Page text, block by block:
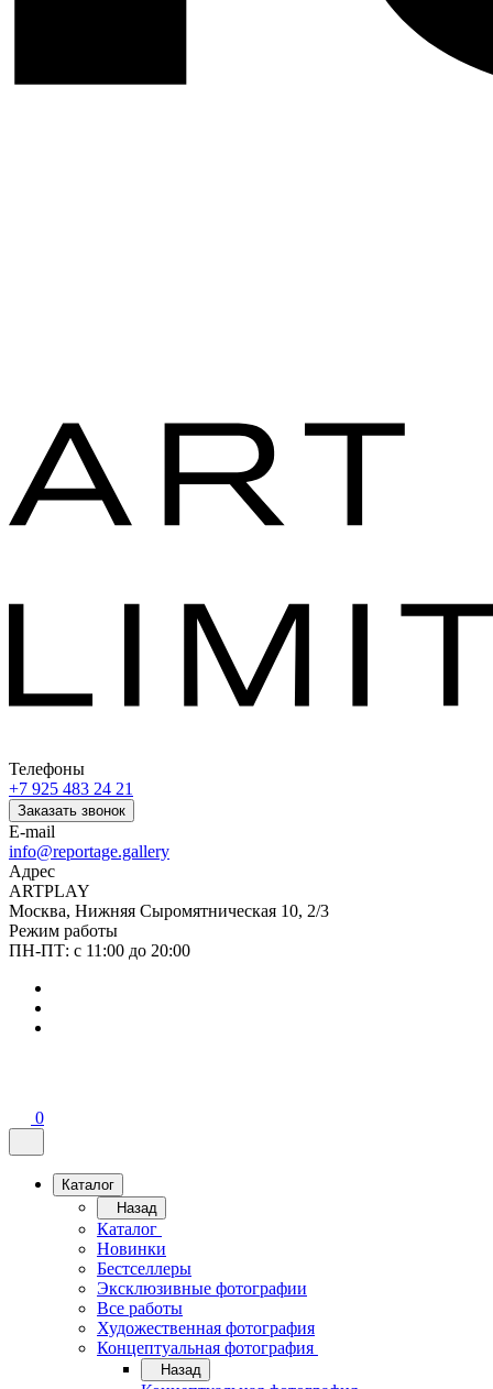
Телефоны
+7 925 483 24 21
Заказать звонок
E-mail
info@reportage.gallery
Адрес
ARTPLAY
Москва, Нижняя Сыромятническая 10, 2/3
Режим работы
ПН-ПТ: с 11:00 до 20:00
0
Каталог
Назад
Каталог
Новинки
Бестселлеры
Эксклюзивные фотографии
Все работы
Художественная фотография
Концептуальная фотография
Назад